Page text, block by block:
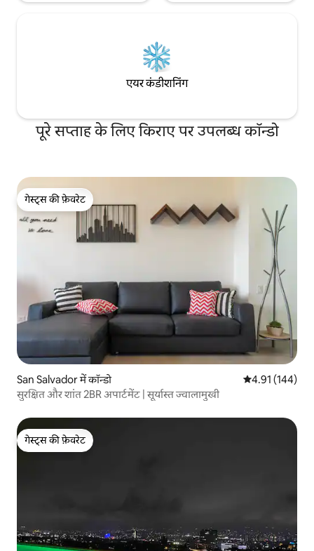
एयर कंडीशनिंग
पूरे सप्ताह के लिए किराए पर उपलब्ध कॉन्डो
गेस्ट्स की फ़ेवरेट
गेस्ट्स की फ़ेवरेट
San Salvador में कॉन्डो औसत रेटिंग 5 में से
4.91 (144)
सुरक्षित और शांत 2BR अपार्टमेंट | सूर्यास्त ज्वालामुखी
गेस्ट्स की फ़ेवरेट
गेस्ट्स की फ़ेवरेट